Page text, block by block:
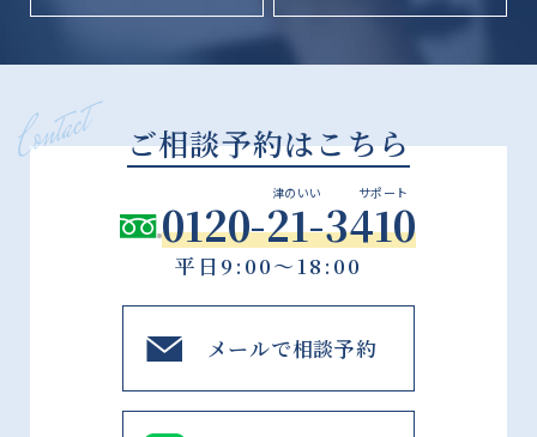
ご相談予約はこちら
津のいい サポート
0120-21-3410
平日9:00～18:00
メールで相談予約